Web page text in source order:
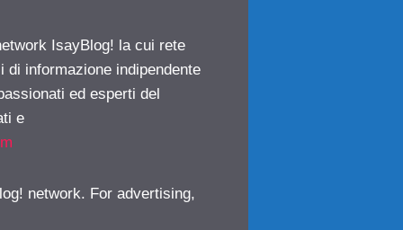
IsayBlog! la cui rete
informazione indipendente
ed esperti del
e
network. For advertising,